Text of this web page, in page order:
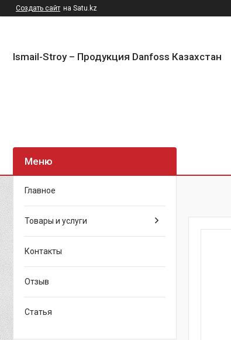
Создать сайт на Satu.kz
Ismail-Stroy – Продукция Danfoss Казахстан
Главное
Товары и услуги
Контакты
Отзыв
Статья